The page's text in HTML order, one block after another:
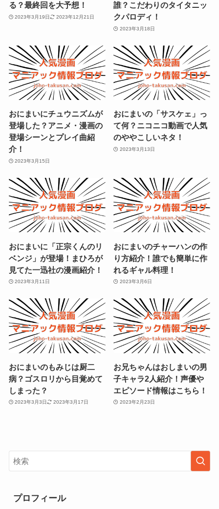
る？最終回を大予想！
2023年3月19日 2023年12月21日
誰？こだわりのタイタニッ
クパロディ！
2023年3月18日
おにまいにチュウニズムが
登場した？アニメ・漫画の
登場シーンとプレイ曲紹
介！
2023年3月15日
おにまいの「サスケェ」っ
て何？ニコニコ動画で人気
のややこしいネタ！
2023年3月13日
おにまいに「正宗くんのリ
ベンジ」が登場！まひろが
見てた一迅社の漫画紹介！
2023年3月11日
おにまいのチャーハンの作
り方紹介！誰でも簡単に作
れるギャル料理！
2023年3月6日
おにまいのもみじは厨二
病？ゴスロリから目覚めて
しまった？
2023年3月3日 2023年3月17日
お兄ちゃんはおしまいの男
子キャラ2人紹介！声優や
エピソード情報はこちら！
2023年2月23日
プロフィール